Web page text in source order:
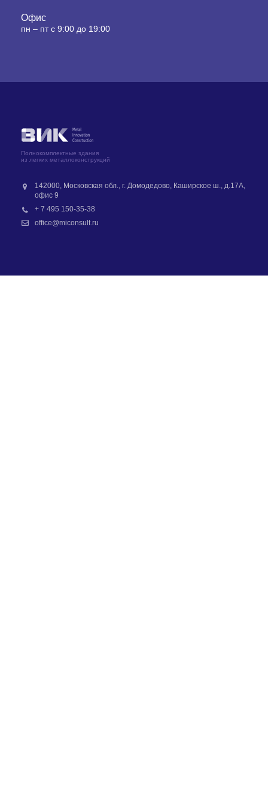
Офис
пн – пт с 9:00 до 19:00
Полнокомплектные здания
из легких металлоконструкций
142000, Московская обл., г. Домодедово, Каширское ш., д.17А,
офис 9
+ 7 495 150-35-38
office@miconsult.ru